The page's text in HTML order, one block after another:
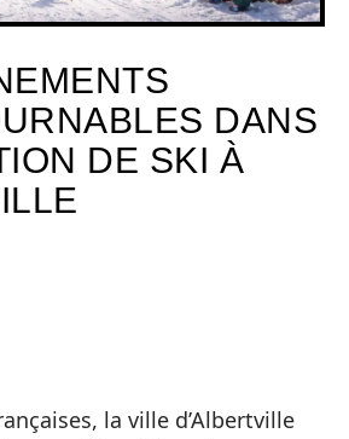
DANS
DE SKI À
la ville d’Albertville